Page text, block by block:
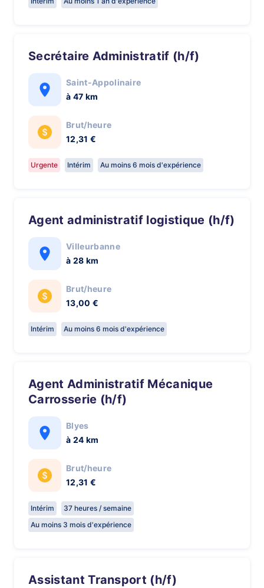
Secrétaire Administratif (h/f)
Saint-Appolinaire
à 47 km
Brut/heure
12,31 €
Urgente Intérim Au moins 6 mois d'expérience
agent administratif logistique (h/f)
Villeurbanne
à 28 km
Brut/heure
13,00 €
Intérim Au moins 6 mois d'expérience
Agent Administratif Mécanique
Carrosserie (h/f)
Blyes
à 24 km
Brut/heure
12,31 €
Intérim
37 heures / semaine
Au moins 3 mois d'expérience
Assistant Transport (h/f)